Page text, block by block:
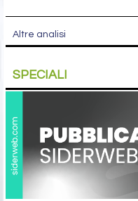
Altre analisi
SPECIALI